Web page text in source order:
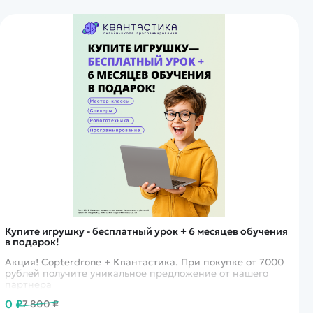
Купите игрушку - бесплатный урок + 6 месяцев обучения
в подарок!
Акция! Copterdrone + Квантастика. При покупке от 7000
рублей получите уникальное предложение от нашего
партнера
0 ₽7 800 ₽